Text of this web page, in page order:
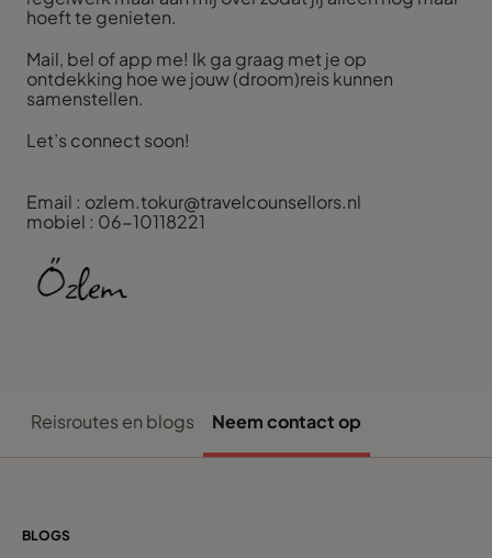
hoeft te genieten.
Mail, bel of app me! Ik ga graag met je op
ontdekking hoe we jouw (droom)reis kunnen
samenstellen.
Let’s connect soon!
Email : ozlem.tokur@travelcounsellors.nl
mobiel : 06-10118221
Reisroutes en blogs Neem contact op
BLOGS